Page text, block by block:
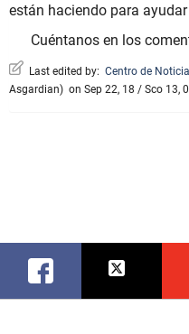
están haciendo para
Cuéntanos en los
Last edited by: Centro de
Asgardian) on Sep 22, 18 / Sco 13,
Facebook Twitter